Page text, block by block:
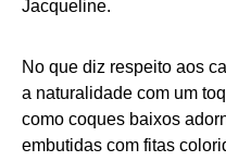
Jacqueline.
No que diz respeito aos
a naturalidade com um
como coques baixos
embutidas com fitas